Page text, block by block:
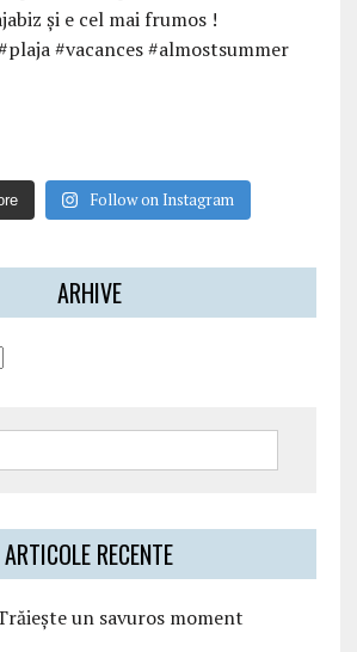
Follow on Instagram
ARHIVE
ARTICOLE RECENTE
un savuros moment